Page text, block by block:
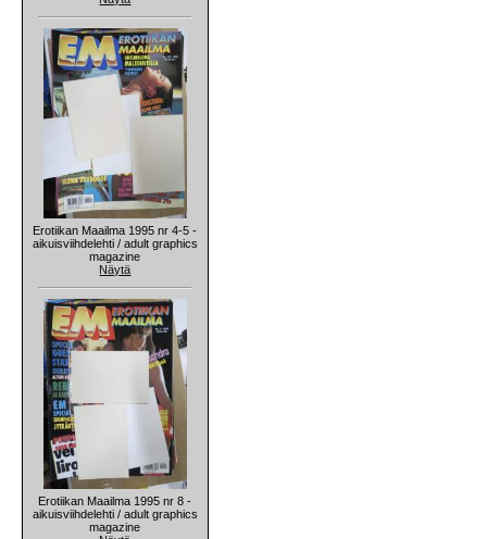
Erotiikan Maailma 1995 nr 4-5 -
aikuisviihdelehti / adult graphics
magazine
Näytä
Erotiikan Maailma 1995 nr 8 -
aikuisviihdelehti / adult graphics
magazine